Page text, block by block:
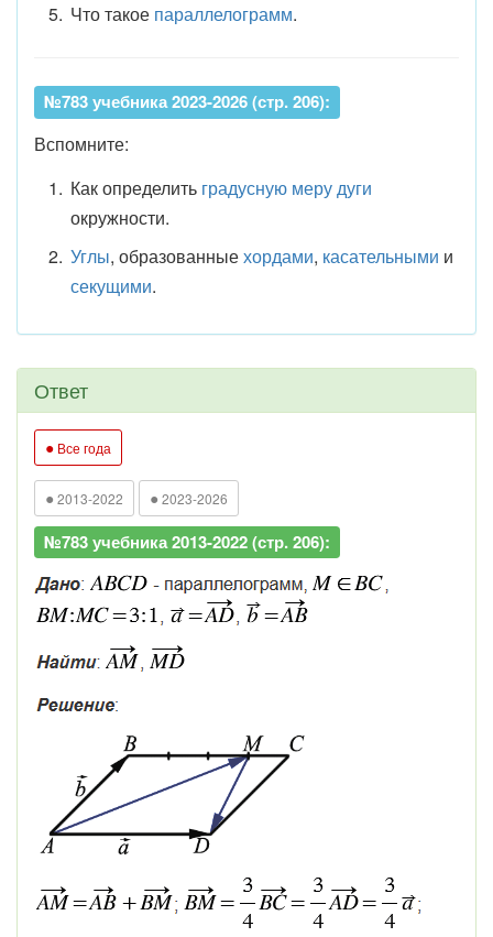
Что такое параллелограмм.
№783 учебника 2023-2026 (стр. 206):
Вспомните:
Как определить градусную меру дуги
окружности.
Углы, образованныехордами, касательными и
секущими.
Ответ
● Все года
● 2013-2022 ● 2023-2026
№783 учебника 2013-2022 (стр. 206):